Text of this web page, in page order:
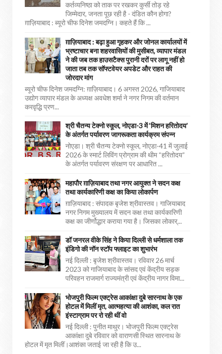
कर्तव्यनिष्ठा को ताक पर रखकर कुर्सी तोड़ रहे
जिम्मेदार, जनता पूछ रही है - दंडित कौन होगा?
ग़ाज़ियाबाद : ब्यूरो चीफ दिनेश जमदग्नि। कहते हैं कि ...
ग़ाज़ियाबाद : बढ़ा हुआ गृहकर और जोनल कार्यालयों में
भ्रष्टाचार बना शहरवासियों की मुसीबत, व्यापार मंडल
ने की जब तक हाउसटैक्स पुरानी दरों पर लागू नहीं हो
जाता तब तक सॉफ्टवेयर अपडेट और राहत की
जोरदार मांग
ब्यूरो चीफ दिनेश जमदग्नि: ग़ाज़ियाबाद। 6 अगस्त 2026, गाजियाबाद
उद्योग व्यापार मंडल के अध्यक्ष अवधेश शर्मा ने नगर निगम की वर्तमान
करवृद्धि प्रण...
श्री चैतन्य टेक्नो स्कूल, नोएडा-3 में ‘मिशन हरितोदय’
के अंतर्गत पर्यावरण जागरूकता कार्यक्रम संपन्न
नोएडा। श्री चैतन्य टेक्नो स्कूल, नोएडा-41 में जुलाई
2026 के स्मार्ट लिविंग प्रोग्राम की थीम “हरितोदय”
के अंतर्गत पर्यावरण संरक्षण पर आधारित ...
महापौर ग़ाज़ियाबाद तथा नगर आयुक्त ने सदन कक्ष
तथा कार्यकारिणी कक्ष का किया लोकार्पण
ग़ाज़ियाबाद : संपादक बृजेश श्रीवास्तव। गाजियाबाद
नगर निगम मुख्यालय में सदन कक्ष तथा कार्यकारिणी
कक्ष का जीर्णोद्धार कराया गया है। जिसका लोकार्...
डॉ जनरल वीके सिंह ने किया दिल्ली से धर्मशाला तक
इंडिगो की नॉन स्टॉप फ्लाइट का शुभारंभ
नई दिल्ली : बृजेश श्रीवास्तव। रविवार 26 मार्च
2023 को गाजियाबाद के सांसद एवं केंद्रीय सड़क
परिवहन राजमार्ग राज्यमंत्री एवं केंद्रीय नागर विमा...
भोजपुरी फिल्म एक्ट्रेस आकांक्षा दुबे सारनाथ के एक
होटल में मिलीं मृत, आत्महत्या की आशंका, कल रात
इंस्टाग्राम पर रो रही थीं वो
नई दिल्ली : पुनीत माथुर। भोजपुरी फिल्म एक्ट्रेस
आकांक्षा दुबे रविवार को वाराणसी स्थित सारनाथ के
होटल में मृत मिलीं।आशंका जताई जा रही है कि उ...